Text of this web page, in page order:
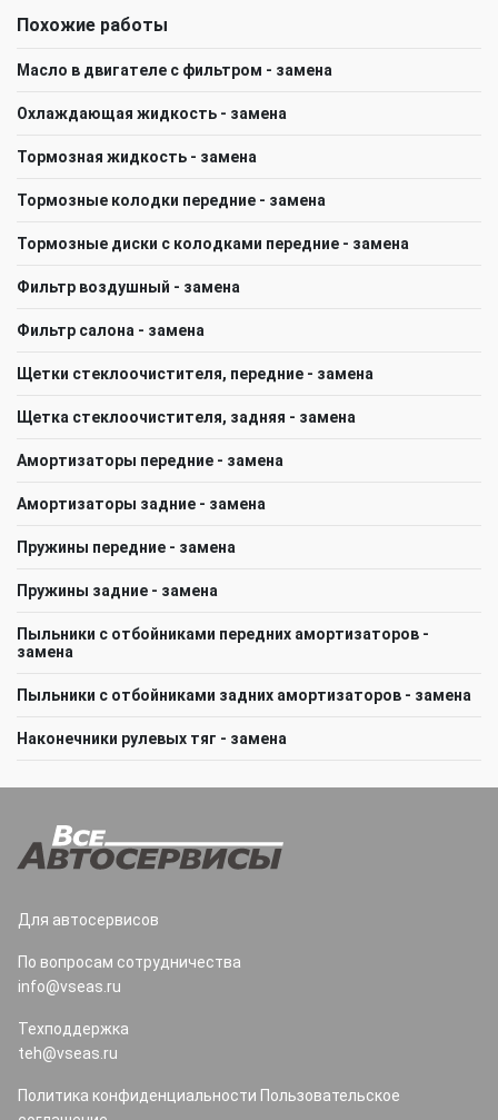
Похожие работы
Масло в двигателе с фильтром - замена
Охлаждающая жидкость - замена
Тормозная жидкость - замена
Тормозные колодки передние - замена
Тормозные диски с колодками передние - замена
Фильтр воздушный - замена
Фильтр салона - замена
Щeтки стеклоочистителя, передние - замена
Щетка стеклоочистителя, задняя - замена
Амортизаторы передние - замена
Амортизаторы задние - замена
Пружины передние - замена
Пружины задние - замена
Пыльники с отбойниками передних амортизаторов -
замена
Пыльники с отбойниками задних амортизаторов - замена
Наконечники рулевых тяг - замена
Для автосервисов
По вопросам сотрудничества
info@vseas.ru
Техподдержка
teh@vseas.ru
Политика конфиденциальности Пользовательское